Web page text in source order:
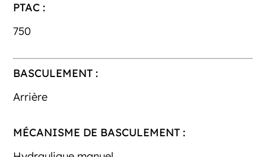
PTAC :
750
BASCULEMENT :
Arrière
MÉCANISME DE BASCULEMENT :